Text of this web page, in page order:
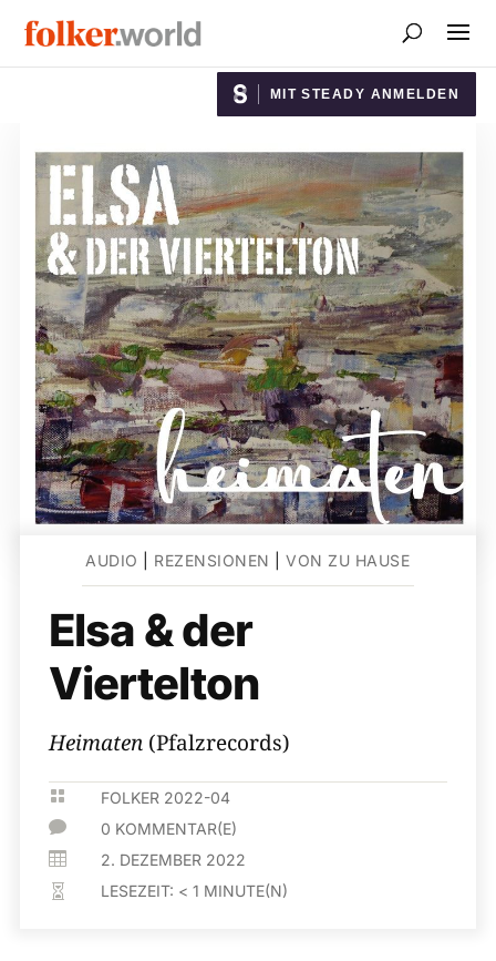
MIT STEADY ANMELDEN
AUDIO REZENSIONEN |VON ZU HAUSE
Elsa & der
Viertelton
Heimaten (Pfalzrecords)
 FOLKER 2022-04
 0 KOMMENTAR(E)
 2. DEZEMBER 2022
 LESEZEIT: < 1 MINUTE(N)